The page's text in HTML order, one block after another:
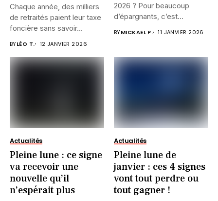
Chaque année, des milliers
de retraités paient leur taxe
foncière sans savoir...
BYLÉO T. 12 JANVIER 2026
2026 ? Pour beaucoup
d’épargnants, c’est...
BYMICKAEL P. 11 JANVIER 2026
Actualités
Pleine lune : ce signe
va recevoir une
nouvelle qu’il
n’espérait plus
Actualités
Pleine lune de
janvier : ces 4 signes
vont tout perdre ou
tout gagner !